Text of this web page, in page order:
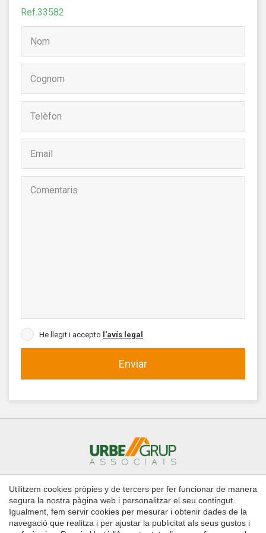
Ref.33582
He llegit i accepto l'avís legal
Enviar
Inici Comprar Llogar
Administració de finques
Contacte
Utilitzem cookies pròpies y de tercers per fer funcionar de manera
segura la nostra pàgina web i personalitzar el seu contingut.
Igualment, fem servir cookies per mesurar i obtenir dades de la
navegació que realitza i per ajustar la publicitat als seus gustos i